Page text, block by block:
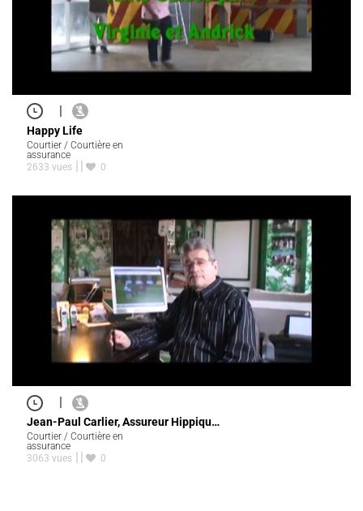
|
Happy Life
Courtier / Courtière en
assurance
2633 vues
0
|
Jean-Paul Carlier, Assureur Hippiqu…
Courtier / Courtière en
assurance
3063 vues
0